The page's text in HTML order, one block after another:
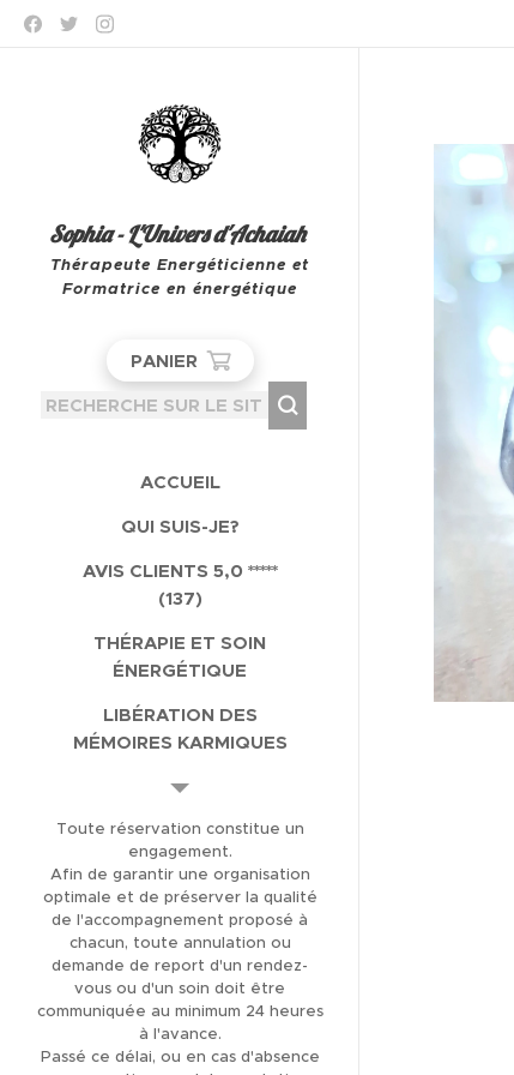
Sophia - L'Univers d'Achaiah
Thérapeute Energéticienne et
Formatrice en énergétique
PANIER
ACCUEIL
QUI SUIS-JE?
AVIS CLIENTS 5,0 *****
(137)
THÉRAPIE ET SOIN
ÉNERGÉTIQUE
LIBÉRATION DES
MÉMOIRES KARMIQUES
LIBÉRATION DES
TRANSGÉNÉRATIONNELLES
FORMATION
MAGNÉTISME ET SOINS
ÉNERGÉTIQUES
FORMATION
CANALISATION
BOUTIQUE EN LIGNE
Toute réservation constitue un
engagement.
Afin de garantir une organisation
optimale et de préserver la qualité
de l'accompagnement proposé à
chacun, toute annulation ou
demande de report d'un rendez-
vous ou d'un soin doit être
communiquée au minimum 24 heures
à l'avance.
Passé ce délai, ou en cas d'absence